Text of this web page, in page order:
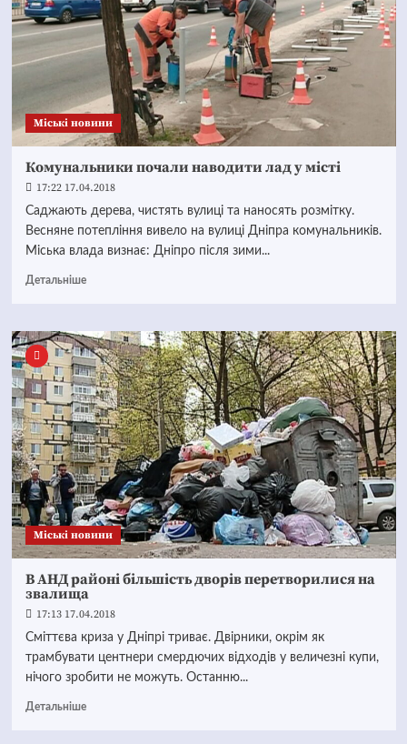
Mіські новини
Комунальники почали наводити лад у місті
17:22 17.04.2018
Саджають дерева, чистять вулиці та наносять розмітку.
Весняне потепління вивело на вулиці Дніпра комунальників.
Міська влада визнає: Дніпро після зими...
Детальніше
Mіські новини
В АНД районі більшість дворів перетворилися на
звалища
17:13 17.04.2018
Сміттєва криза у Дніпрі триває. Двірники, окрім як
трамбувати центнери смердючих відходів у величезні купи,
нічого зробити не можуть. Останню...
Детальніше